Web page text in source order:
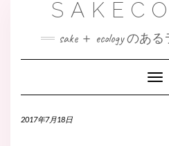
sake ＋ ecology のあ
2017年7月18日